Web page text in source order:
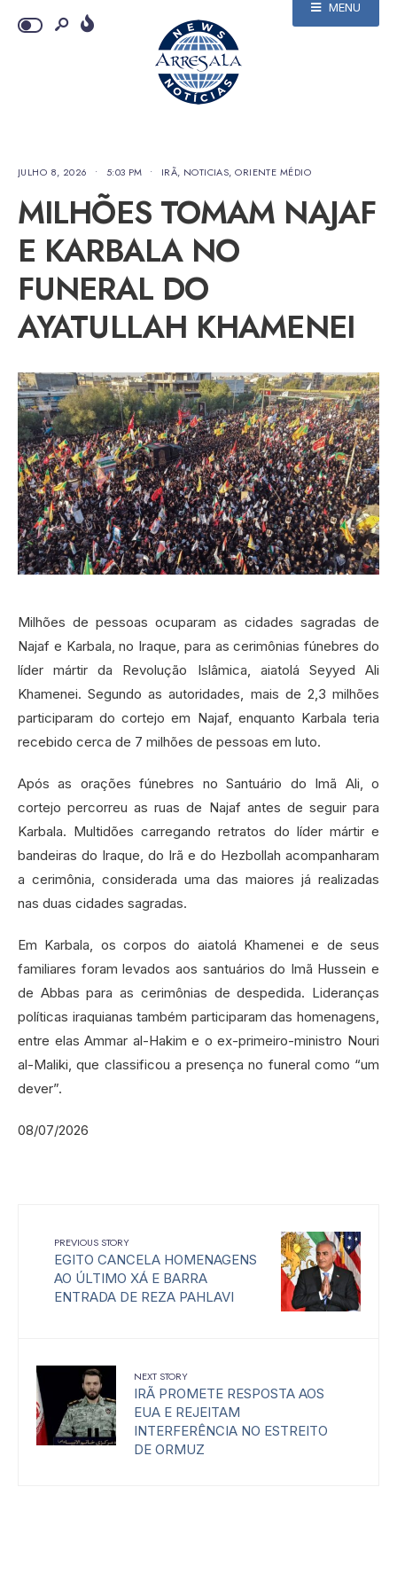
MENU
JULHO 8, 2026 • 5:03 PM • IRÃ, NOTICIAS,ORIENTE MÉDIO
MILHÕES TOMAM NAJAF
E KARBALA NO
FUNERAL DO
AYATULLAH KHAMENEI
Milhões de pessoas ocuparam as cidades sagradas de
Najaf e Karbala, no Iraque, para as cerimônias fúnebres do
líder mártir da Revolução Islâmica, aiatolá Seyyed Ali
Khamenei. Segundo as autoridades, mais de 2,3 milhões
participaram do cortejo em Najaf, enquanto Karbala teria
recebido cerca de 7 milhões de pessoas em luto.
Após as orações fúnebres no Santuário do Imã Ali, o
cortejo percorreu as ruas de Najaf antes de seguir para
Karbala. Multidões carregando retratos do líder mártir e
bandeiras do Iraque, do Irã e do Hezbollah acompanharam
a cerimônia, considerada uma das maiores já realizadas
nas duas cidades sagradas.
Em Karbala, os corpos do aiatolá Khamenei e de seus
familiares foram levados aos santuários do Imã Hussein e
de Abbas para as cerimônias de despedida. Lideranças
políticas iraquianas também participaram das homenagens,
entre elas Ammar al-Hakim e o ex-primeiro-ministro Nouri
al-Maliki, que classificou a presença no funeral como “um
dever”.
08/07/2026
PREVIOUS STORY
EGITO CANCELA HOMENAGENS
AO ÚLTIMO XÁ E BARRA
ENTRADA DE REZA PAHLAVI
NEXT STORY
IRÃ PROMETE RESPOSTA AOS
EUA E REJEITAM
INTERFERÊNCIA NO ESTREITO
DE ORMUZ